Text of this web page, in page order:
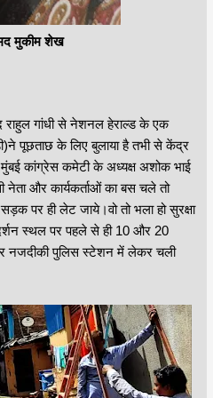
मुकीम शेख
राहुल गांधी से नेशनल हेराल्ड के एक
पूछताछ के लिए बुलाया है तभी से केंद्र
कांग्रेस कमेटी के अध्यक्ष अशोक भाई
नेता और कार्यकर्ताओं का बस चले तो
पर ही लेट जाये।वो तो भला हो सुरक्षा
स्थल पर पहले से ही 10 और 20
नजदीकी पुलिस स्टेशन में लेकर चली